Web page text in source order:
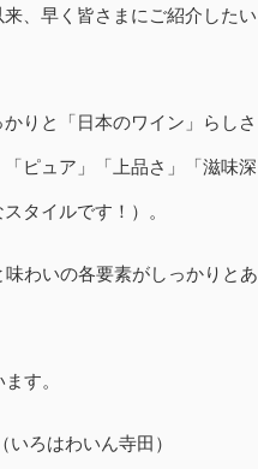
、早く皆さまにご紹介したい
りと「日本のワイン」らしさ
ピュア」「上品さ」「滋味深
タイルです！）。
わいの各要素がしっかりとあ
す。
ろはわいん寺田）